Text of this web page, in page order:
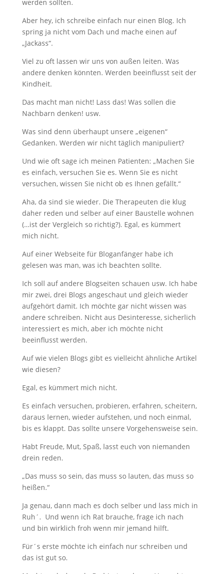
werden sollten.
Aber hey, ich schreibe einfach nur einen Blog. Ich
spring ja nicht vom Dach und mache einen auf
„Jackass“.
Viel zu oft lassen wir uns von außen leiten. Was
andere denken könnten. Werden beeinflusst seit der
Kindheit.
Das macht man nicht! Lass das! Was sollen die
Nachbarn denken! usw.
Was sind denn überhaupt unsere „eigenen“
Gedanken. Werden wir nicht täglich manipuliert?
Und wie oft sage ich meinen Patienten: „Machen Sie
es einfach, versuchen Sie es. Wenn Sie es nicht
versuchen, wissen Sie nicht ob es Ihnen gefällt.“
Aha, da sind sie wieder. Die Therapeuten die klug
daher reden und selber auf einer Baustelle wohnen
(…ist der Vergleich so richtig?). Egal, es kümmert
mich nicht.
Auf einer Webseite für Bloganfänger habe ich
gelesen was man, was ich beachten sollte.
Ich soll auf andere Blogseiten schauen usw. Ich habe
mir zwei, drei Blogs angeschaut und gleich wieder
aufgehört damit. Ich möchte gar nicht wissen was
andere schreiben. Nicht aus Desinteresse, sicherlich
interessiert es mich, aber ich möchte nicht
beeinflusst werden.
Auf wie vielen Blogs gibt es vielleicht ähnliche Artikel
wie diesen?
Egal, es kümmert mich nicht.
Es einfach versuchen, probieren, erfahren, scheitern,
daraus lernen, wieder aufstehen, und noch einmal,
bis es klappt. Das sollte unsere Vorgehensweise sein.
Habt Freude, Mut, Spaß, lasst euch von niemanden
drein reden.
„Das muss so sein, das muss so lauten, das muss so
heißen.“
Ja genau, dann mach es doch selber und lass mich in
Ruh´. Und wenn ich Rat brauche, frage ich nach
und bin wirklich froh wenn mir jemand hilft.
Für´s erste möchte ich einfach nur schreiben und
das ist gut so.